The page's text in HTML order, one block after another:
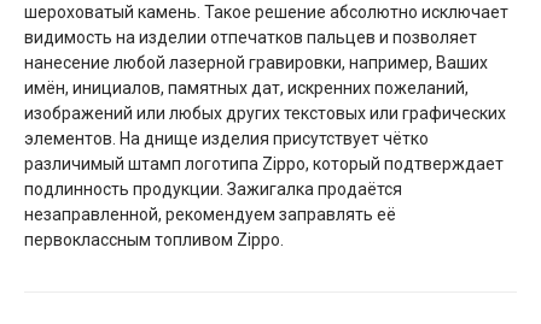
шероховатый камень. Такое решение абсолютно исключает
видимость на изделии отпечатков пальцев и позволяет
нанесение любой лазерной гравировки, например, Ваших
имён, инициалов, памятных дат, искренних пожеланий,
изображений или любых других текстовых или графических
элементов. На днище изделия присутствует чётко
различимый штамп логотипа Zippo, который подтверждает
подлинность продукции. Зажигалка продаётся
незаправленной, рекомендуем заправлять её
первоклассным топливом Zippo.